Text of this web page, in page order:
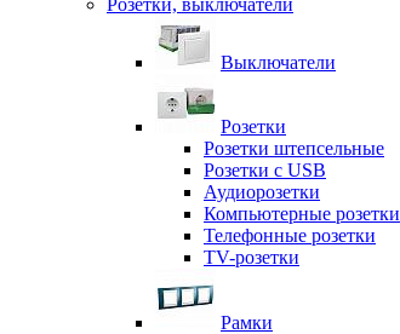
Розетки, выключатели
Выключатели
Розетки
Розетки штепсельные
Розетки с USB
Аудиорозетки
Компьютерные розетки
Телефонные розетки
TV-розетки
Рамки